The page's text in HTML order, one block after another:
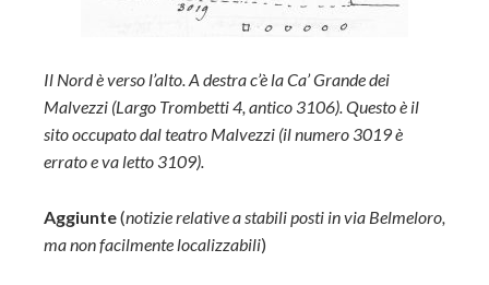
Il Nord è verso l’alto. A destra c’è la Ca’ Grande dei
Malvezzi (Largo Trombetti 4, antico 3106). Questo è il
sito occupato dal teatro Malvezzi (il numero 3019 è
errato e va letto 3109).
Aggiunte(notizie relative a stabili posti in via Belmeloro,
ma non facilmente localizzabili)